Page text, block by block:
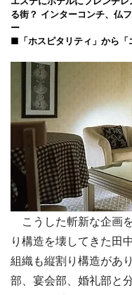
る街？ インターコンチ、仏
ー
■「ホスピタリティ」から「
こうした斬新な企画
り構造を壊してきた田
組織も縦割り構造があ
部、宴会部、婚礼部と